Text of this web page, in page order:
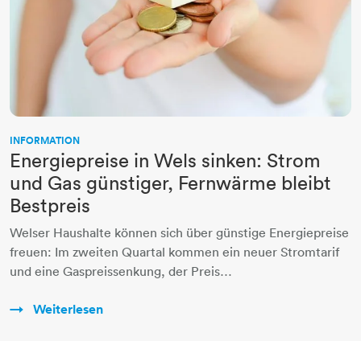
INFORMATION
Energiepreise in Wels sinken: Strom
und Gas günstiger, Fernwärme bleibt
Bestpreis
Welser Haushalte können sich über günstige Energiepreise
freuen: Im zweiten Quartal kommen ein neuer Stromtarif
und eine Gaspreissenkung, der Preis…
Weiterlesen